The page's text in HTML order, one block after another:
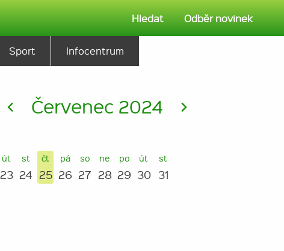
Hledat Odběr novinek
Sport Infocentrum
< Červenec 2024 >
út
23
st
24
čt
25
pá
26
so
27
ne
28
po
29
út
30
st
31